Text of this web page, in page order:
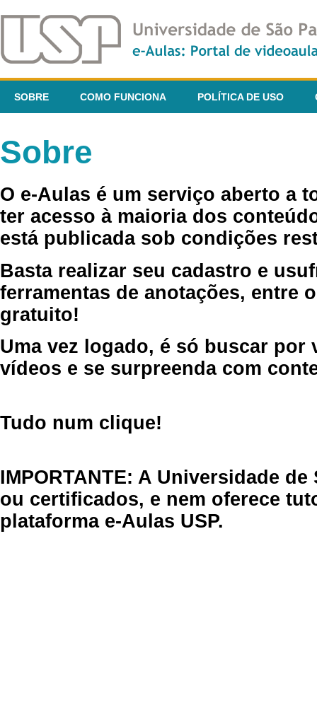
SOBRE COMO FUNCIONA POLÍTICA DE USO
Sobre
O e-Aulas é um serviço aberto a
ter acesso à maioria dos
está publicada sob condições
Basta realizar seu cadastro e
ferramentas de anotações, entre
gratuito!
Uma vez logado, é só buscar por
vídeos e se surpreenda com
Tudo num clique!
IMPORTANTE: A Universidade
ou certificados, e nem oferece
plataforma e-Aulas USP.